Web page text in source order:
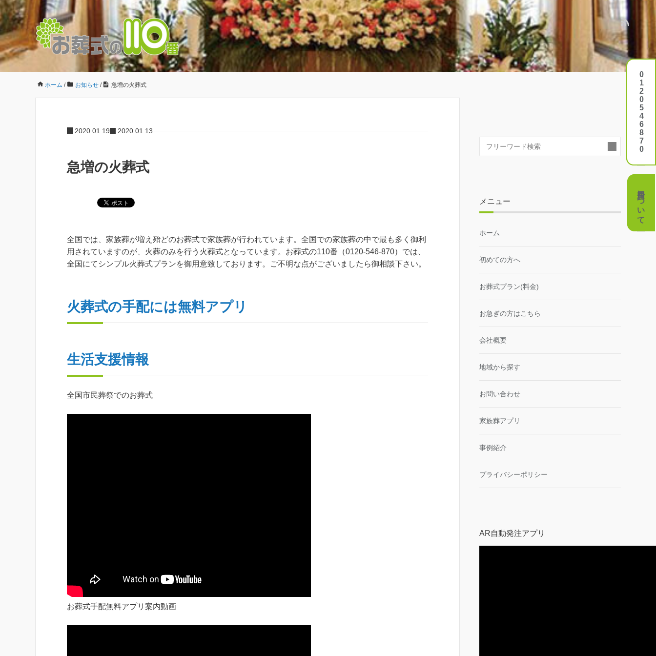
ホーム / お知らせ / 急増の火葬式
2020.01.19 2020.01.13
急増の火葬式
全国では、家族葬が増え殆どのお葬式で家族葬が行われています。全国での家族葬の中で最も多く御利
用されていますのが、火葬のみを行う火葬式となっています。お葬式の110番（0120-546-870）では、
全国にてシンプル火葬式プランを御用意致しております。ご不明な点がございましたら御相談下さい。
火葬式の手配には無料アプリ
生活支援情報
全国市民葬祭でのお葬式
お葬式手配無料アプリ案内動画
0120546870
費用について
メニュー
ホーム
初めての方へ
お葬式プラン(料金)
お急ぎの方はこちら
会社概要
地域から探す
お問い合わせ
家族葬アプリ
事例紹介
プライバシーポリシー
AR自動発注アプリ
0120546870
費用について